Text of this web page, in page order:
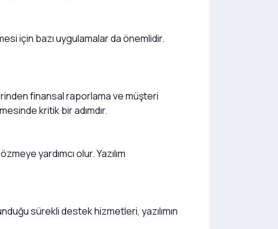
için bazı uygulamalar da önemlidir.
finansal raporlama ve müşteri
kritik bir adımdır.
yardımcı olur. Yazılım
sürekli destek hizmetleri, yazılımın